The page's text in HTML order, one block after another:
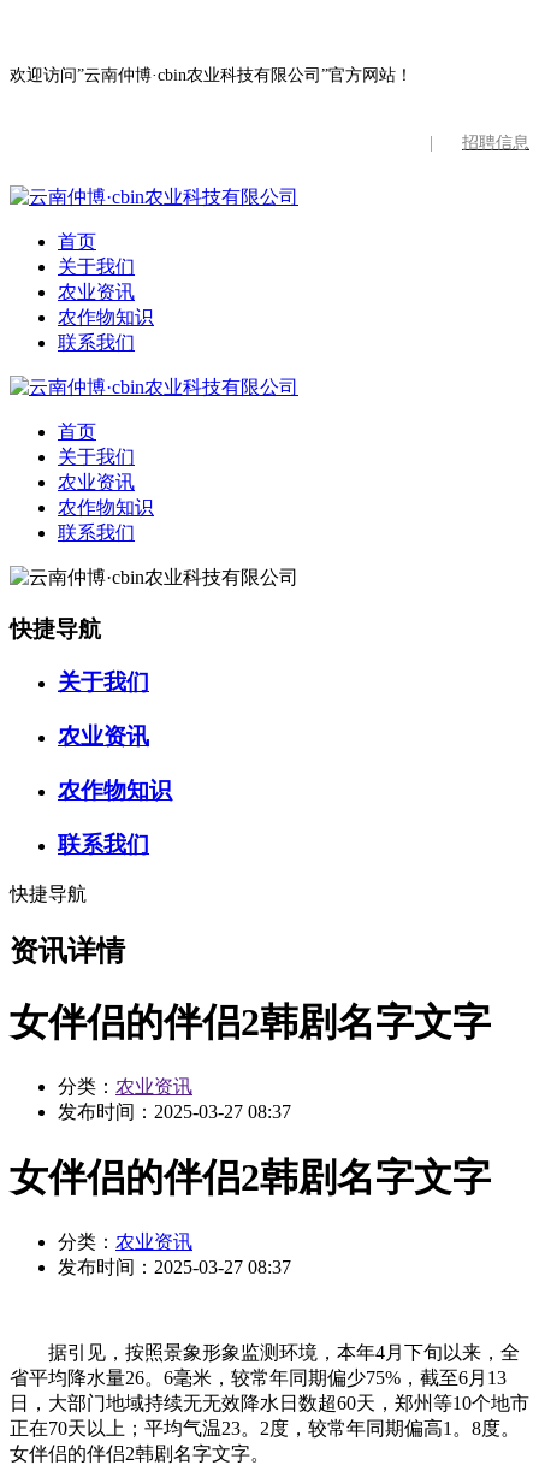
欢迎访问”云南仲博·cbin农业科技有限公司”官方网站！
招聘信息
首页
关于我们
农业资讯
农作物知识
联系我们
首页
关于我们
农业资讯
农作物知识
联系我们
快捷导航
关于我们
农业资讯
农作物知识
联系我们
快捷导航
资讯详情
女伴侣的伴侣2韩剧名字文字
分类： 农业资讯
发布时间： 2025-03-27 08:37
女伴侣的伴侣2韩剧名字文字
分类： 农业资讯
发布时间： 2025-03-27 08:37
据引见，按照景象形象监测环境，本年4月下旬以来，全
省平均降水量26。6毫米，较常年同期偏少75%，截至6月13
日，大部门地域持续无无效降水日数超60天，郑州等10个地市
正在70天以上；平均气温23。2度，较常年同期偏高1。8度。
女伴侣的伴侣2韩剧名字文字。